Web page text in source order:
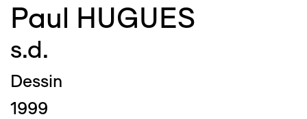
Paul HUGUES
s.d.
Dessin
1999